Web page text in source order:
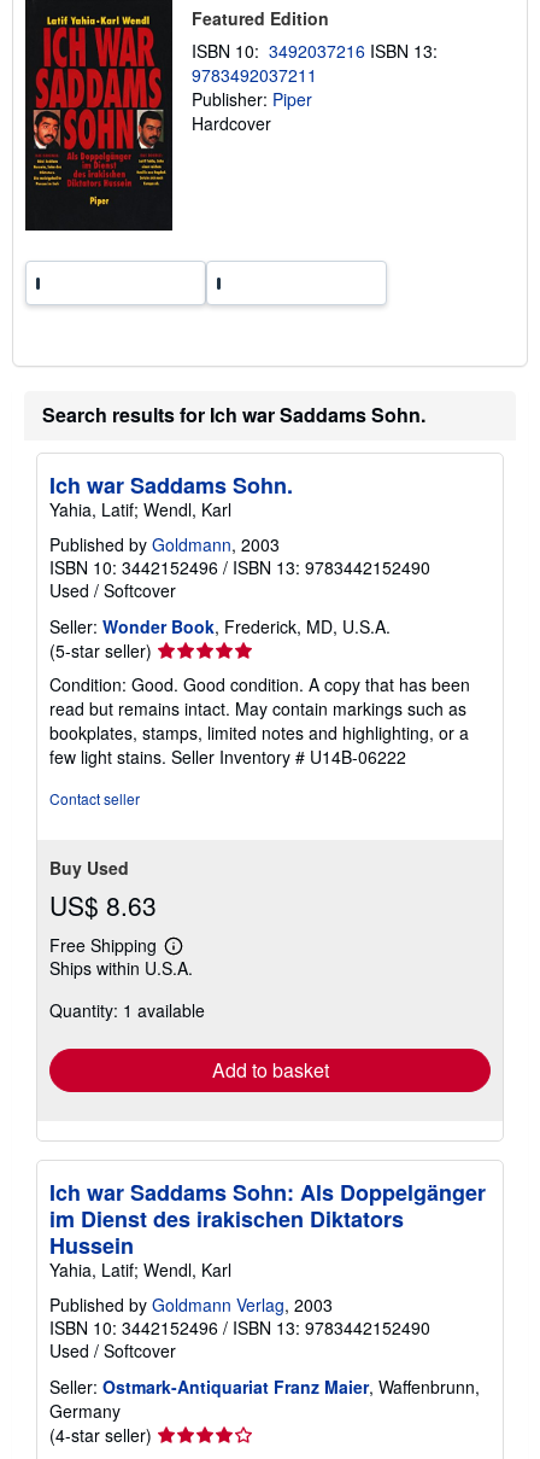
p
i
n
r
a
Featured Edition
ISBN 10: 3492037216 ISBN 13:
9783492037211
Publisher: Piper
Hardcover
Search results for Ich war Saddams Sohn.
Ich war Saddams Sohn.
Yahia, Latif; Wendl, Karl
Published by Goldmann, 2003
ISBN 10: 3442152496 / ISBN 13: 9783442152490
Used / Softcover
Seller: Wonder Book, Frederick, MD, U.S.A.
(5-star seller) Seller
rating
5
out
of
5
Condition: Good. Good condition. A copy that has been
read but remains intact. May contain markings such as
bookplates, stamps, limited notes and highlighting, or a
few light stains. Seller Inventory # U14B-06222
Contact seller
Buy Used
US$ 8.63
Free Shipping
Learn
more
shipping
Ships within U.S.A.
Quantity: 1 available
Add to basket
Ich war Saddams Sohn: Als Doppelgänger
im Dienst des irakischen Diktators
Hussein
Yahia, Latif; Wendl, Karl
Published by Goldmann Verlag, 2003
ISBN 10: 3442152496 / ISBN 13: 9783442152490
Used / Softcover
Seller: Ostmark-Antiquariat Franz Maier, Waffenbrunn,
Germany
(4-star seller) Seller